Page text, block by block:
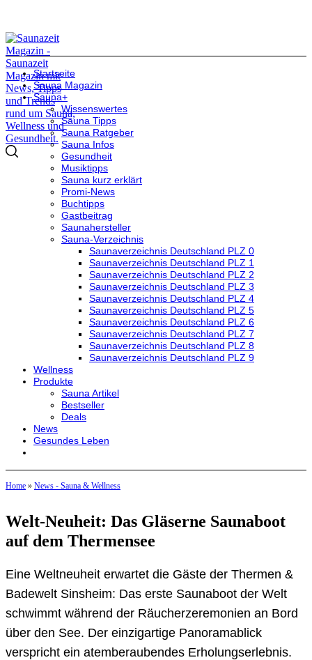
Startseite
Sauna Magazin
Sauna+
Wissenswertes
Sauna Tipps
Sauna Ratgeber
Sauna Infos
Gesundheit
Musiktipps
Sauna kurz erklärt
Promi-News
Buchtipps
Gastbeitrag
Saunahersteller
Sauna-Verzeichnis
Saunaverzeichnis Deutschland PLZ 0
Saunaverzeichnis Deutschland PLZ 1
Saunaverzeichnis Deutschland PLZ 2
Saunaverzeichnis Deutschland PLZ 3
Saunaverzeichnis Deutschland PLZ 4
Saunaverzeichnis Deutschland PLZ 5
Saunaverzeichnis Deutschland PLZ 6
Saunaverzeichnis Deutschland PLZ 7
Saunaverzeichnis Deutschland PLZ 8
Saunaverzeichnis Deutschland PLZ 9
Wellness
Produkte
Sauna Artikel
Bestseller
Deals
News
Gesundes Leben
Home » News - Sauna & Wellness
Welt-Neuheit: Das Gläserne Saunaboot
auf dem Thermensee
Eine Weltneuheit erwartet die Gäste der Thermen &
Badewelt Sinsheim: Das erste Saunaboot der Welt
schwimmt während der Räucherzeremonien an Bord
über den See. Der einzigartige Panoramablick
verspricht ein atemberaubendes Erholungserlebnis.